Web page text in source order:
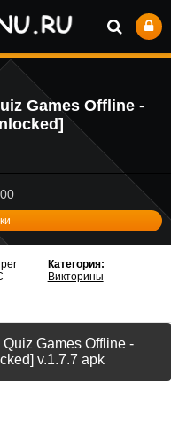
Games Offline -
Категория:
Викторины
Games Offline -
v.1.7.7 apk